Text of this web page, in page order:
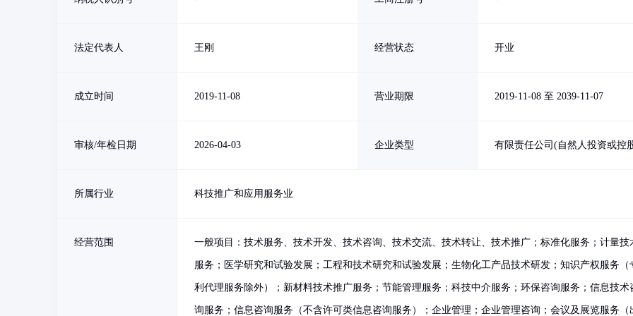
法定代表人 王刚 经营状态 开业
成立时间 2019-11-08 营业期限 2019-11-08 至 2039-11-07
审核/年检日期 2026-04-03 企业类型 有限责任公司(自然人投资或控
所属行业 科技推广和应用服务业
经营范围 一般项目：技术服务、技术开发、技术咨询、技术交流、技术转让、技术推广；标准化服务；计量技
服务；医学研究和试验发展；工程和技术研究和试验发展；生物化工产品技术研发；知识产权服务（
利代理服务除外）；新材料技术推广服务；节能管理服务；科技中介服务；环保咨询服务；信息技术
询服务；信息咨询服务（不含许可类信息咨询服务）；企业管理；企业管理咨询；会议及展览服务（